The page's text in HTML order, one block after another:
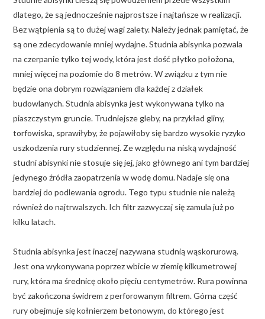
dlatego, że są jednocześnie najprostsze i najtańsze w realizacji.
Bez wątpienia są to dużej wagi zalety. Należy jednak pamiętać, że
są one zdecydowanie mniej wydajne. Studnia abisynka pozwala
na czerpanie tylko tej wody, która jest dość płytko położona,
mniej więcej na poziomie do 8 metrów. W związku z tym nie
będzie ona dobrym rozwiązaniem dla każdej z działek
budowlanych. Studnia abisynka jest wykonywana tylko na
piaszczystym gruncie. Trudniejsze gleby, na przykład gliny,
torfowiska, sprawiłyby, że pojawiłoby się bardzo wysokie ryzyko
uszkodzenia rury studziennej. Ze względu na niską wydajność
studni abisynki nie stosuje się jej, jako głównego ani tym bardziej
jedynego źródła zaopatrzenia w wodę domu. Nadaje się ona
bardziej do podlewania ogrodu. Tego typu studnie nie należą
również do najtrwalszych. Ich filtr zazwyczaj się zamula już po
kilku latach.
Studnia abisynka jest inaczej nazywana studnią wąskorurową.
Jest ona wykonywana poprzez wbicie w ziemię kilkumetrowej
rury, która ma średnicę około pięciu centymetrów. Rura powinna
być zakończona świdrem z perforowanym filtrem. Górna część
rury obejmuje się kołnierzem betonowym, do którego jest